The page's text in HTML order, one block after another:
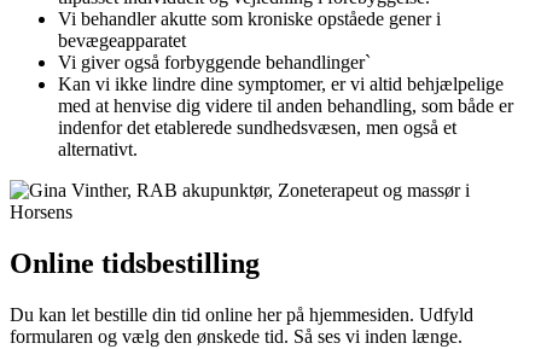
Vi behandler akutte som kroniske opståede gener i
bevægeapparatet
Vi giver også forbyggende behandlinger`
Kan vi ikke lindre dine symptomer, er vi altid behjælpelige
med at henvise dig videre til anden behandling, som både er
indenfor det etablerede sundhedsvæsen, men også et
alternativt.
Online tidsbestilling
Du kan let bestille din tid online her på hjemmesiden. Udfyld
formularen og vælg den ønskede tid. Så ses vi inden længe.